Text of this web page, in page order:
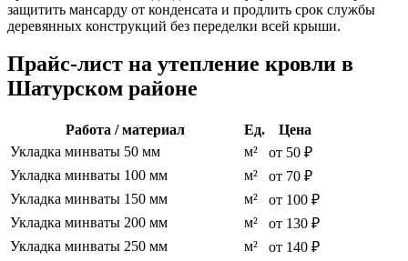
защитить мансарду от конденсата и продлить срок службы
деревянных конструкций без переделки всей крыши.
Прайс-лист на утепление кровли в
Шатурском районе
Работа / материал Ед.
Цена
Укладка минваты 50 мм
м²
от 50 ₽
Укладка минваты 100 мм
м²
от 70 ₽
Укладка минваты 150 мм
м²
от 100 ₽
Укладка минваты 200 мм
м²
от 130 ₽
Укладка минваты 250 мм
м²
от 140 ₽